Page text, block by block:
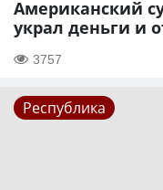
Американский
украл деньги и
3757
Республика